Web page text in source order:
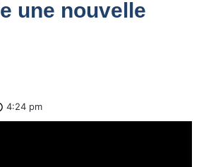
une nouvelle
4:24 pm